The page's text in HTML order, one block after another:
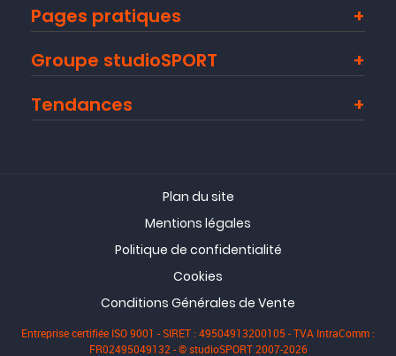
Pages pratiques
Groupe studioSPORT
Tendances
Plan du site
Mentions légales
Politique de confidentialité
Cookies
Conditions Générales de Vente
Entreprise certifiée ISO 9001 - SIRET : 49504913200105 - TVA IntraComm :
FR02495049132 - © studioSPORT 2007-2026